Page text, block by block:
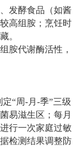
发酵食品（如酱
高组胺；烹饪时
。
胺代谢酶活性，
“周-月-季”三级
易滋生区；每月
行一次家庭过敏
检测结果调整防